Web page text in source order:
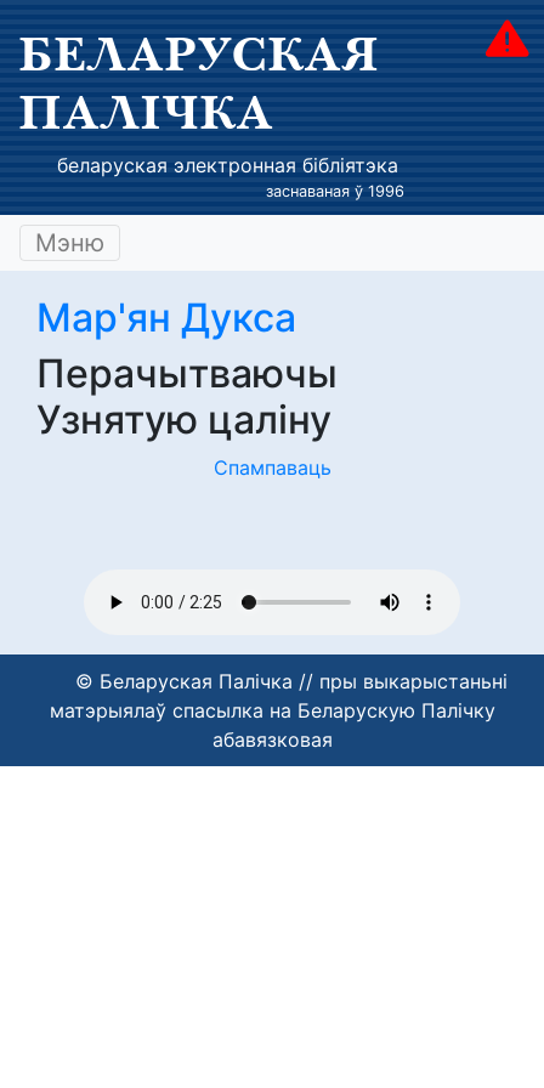
БЕЛАРУСКАЯ
ПАЛІЧКА
беларуская электронная бібліятэка
заснаваная ў 1996
Мэню
Мар'ян Дукса
Перачытваючы
Узнятую цаліну
Спампаваць
© Беларуская Палічка // пры выкарыстаньні
матэрыялаў спасылка на Беларускую Палічку
абавязковая